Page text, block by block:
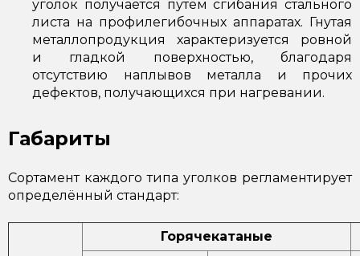
уголок получается путём сгибания стального
листа на профилегибочных аппаратах. Гнутая
металлопродукция характеризуется ровной
и гладкой поверхностью, благодаря
отсутствию наплывов металла и прочих
дефектов, получающихся при нагревании.
Габариты
Сортамент каждого типа уголков регламентирует
определённый стандарт:
Горячекатаные